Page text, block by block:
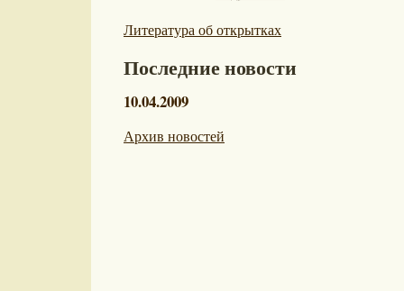
Литература об открытках
Последние новости
10.04.2009
Архив новостей